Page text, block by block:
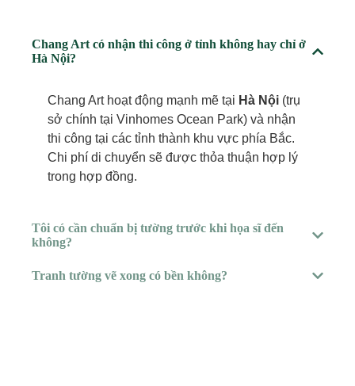
Chang Art có nhận thi công ở tỉnh không hay chỉ ở
Hà Nội?
Chang Art hoạt động mạnh mẽ tại Hà Nội (trụ
sở chính tại Vinhomes Ocean Park) và nhận
thi công tại các tỉnh thành khu vực phía Bắc.
Chi phí di chuyển sẽ được thỏa thuận hợp lý
trong hợp đồng.
Tôi có cần chuẩn bị tường trước khi họa sĩ đến
không?
Tranh tường vẽ xong có bền không?